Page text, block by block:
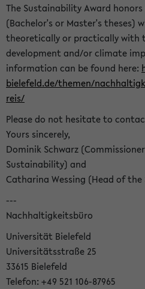
The Sustainability Award
(Bachelor's or Master's theses)
theoretically or practically with
development and/or climate
information can be found here:
bielefeld.de/themen/
reis/
Please do not hesitate to
Yours sincerely,
Dominik Schwarz
Sustainability) and
Catharina Wessing (Head of
---
Nachhaltigkeitsbüro
Universität Bielefeld
Universitätsstraße 25
33615 Bielefeld
Telefon: +49 521 106-87965